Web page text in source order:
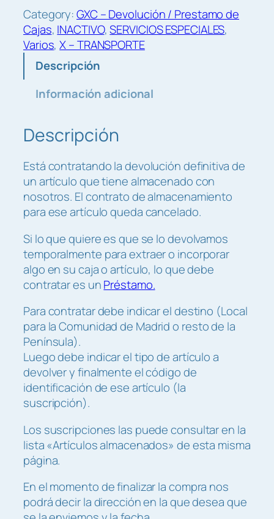
0
0
€
C
–
D
e
c
i
o
n
e
s
e
s
p
e
c
a
l
e
s
c
a
n
t
i
d
a
d
Category:GXC – Devolución / Prestamo de
Cajas, INACTIVO, SERVICIOS ESPECIALES
Varios, X – TRANSPORTE
Descripción
Información adicional
Descripción
Está contratando la devolución definitiva de
un artículo que tiene almacenado con
nosotros. El contrato de almacenamiento
para ese artículo queda cancelado.
Si lo que quiere es que se lo devolvamos
temporalmente para extraer o incorporar
algo en su caja o artículo, lo que debe
contratar es unPréstamo.
Para contratar debe indicar el destino (Local
para la Comunidad de Madrid o resto de la
Península).
Luego debe indicar el tipo de artículo a
devolver y finalmente el código de
identificación de ese artículo (la
suscripción).
Los suscripciones las puede consultar en la
lista «Artículos almacenados» de esta misma
página.
En el momento de finalizar la compra nos
podrá decir la dirección en la que desea que